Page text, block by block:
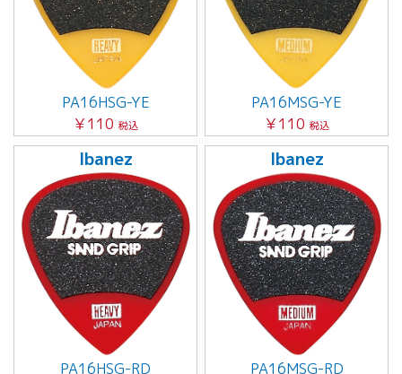
PA16HSG-YE
￥110 税込
PA16MSG-YE
￥110 税込
Ibanez
PA16HSG-RD
Ibanez
PA16MSG-RD